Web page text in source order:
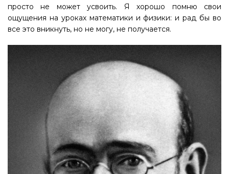
просто не может усвоить. Я хорошо помню свои
ощущения на уроках математики и физики: и рад бы во
все это вникнуть, но не могу, не получается.